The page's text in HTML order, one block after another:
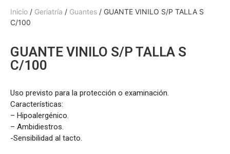
Inicio / Geriatría / Guantes / GUANTE VINILO S/P TALLA S
C/100
GUANTE VINILO S/P TALLA S
C/100
Uso previsto para la protección o examinación.
Características:
– Hipoalergénico.
– Ambidiestros.
-Sensibilidad al tacto.